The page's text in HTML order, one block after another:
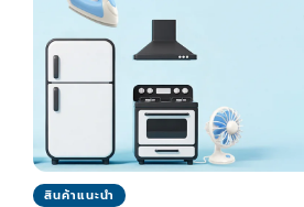
สินค้าแนะนำ